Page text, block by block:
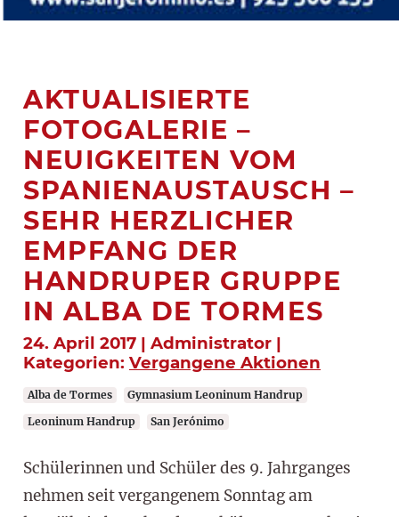
AKTUALISIERTE
FOTOGALERIE –
NEUIGKEITEN VOM
SPANIENAUSTAUSCH –
SEHR HERZLICHER
EMPFANG DER
HANDRUPER GRUPPE
IN ALBA DE TORMES
24. April 2017 | Administrator |
Kategorien: Vergangene Aktionen
Alba de Tormes
Gymnasium Leoninum Handrup
Leoninum Handrup
San Jerónimo
Schülerinnen und Schüler des 9. Jahrganges
nehmen seit vergangenem Sonntag am